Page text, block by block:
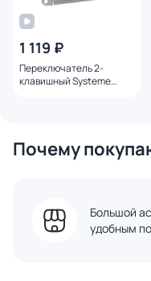
1 119 ₽
Переключатель 2-
клавишный Systeme
Почему
Большой
удобным